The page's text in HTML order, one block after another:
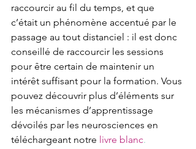
raccourcir au fil du temps, et que
c’était un phénomène accentué par le
passage au tout distanciel : il est donc
conseillé de raccourcir les sessions
pour être certain de maintenir un
intérêt suffisant pour la formation. Vous
pouvez découvrir plus d’éléments sur
les mécanismes d’apprentissage
dévoilés par les neurosciences en
téléchargeant notre livre blanc.